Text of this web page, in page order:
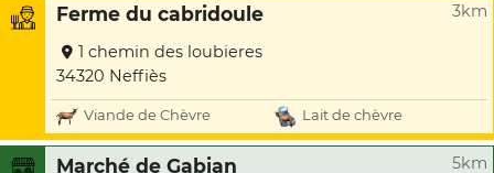
Ferme du cabridoule 3km
1 chemin des loubieres
34320 Neffiès
Viande de Chèvre Lait de chèvre
Marché de Gabian 5km